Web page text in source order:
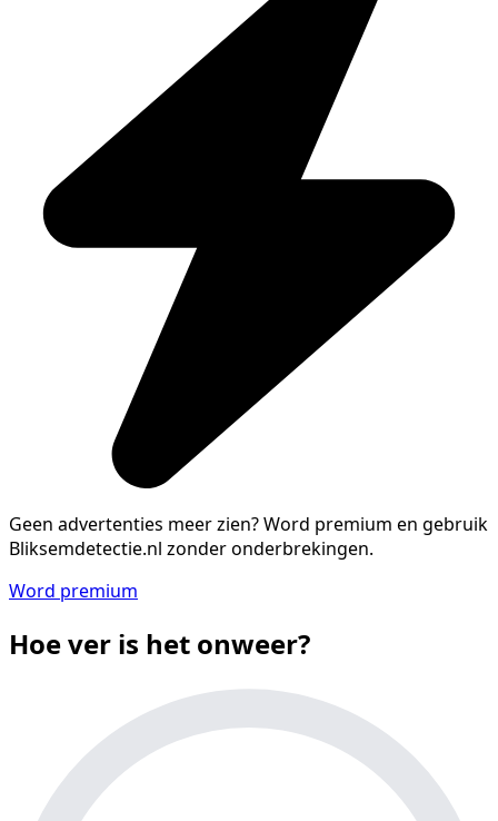
Geen advertenties meer zien?Word premium en gebruik
Bliksemdetectie.nl zonder onderbrekingen.
Word premium
Hoe ver is het onweer?